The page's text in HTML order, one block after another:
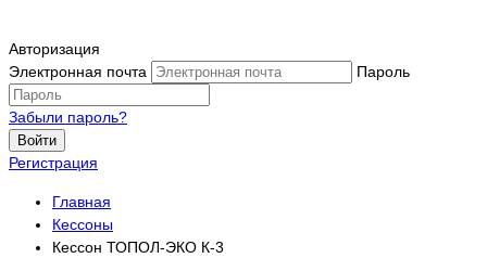
Авторизация
Электронная почта
Пароль
Забыли пароль?
Войти
Регистрация
Главная
Кессоны
Кессон ТОПОЛ-ЭКО К-3